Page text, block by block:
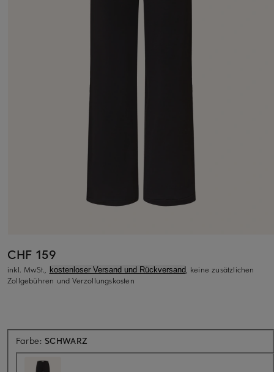
CHF 159
inkl. MwSt., kostenloser Versand und Rückversand, keine zusätzlichen
Zollgebühren und Verzollungskosten
Farbe: SCHWARZ